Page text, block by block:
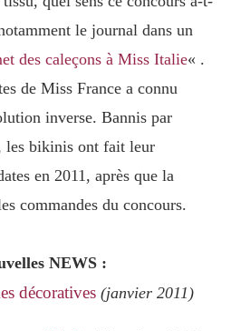
le journal dans un
des caleçons à Miss Italie« .
de Miss France a connu
inverse. Bannis par
les bikinis ont fait leur
en 2011, après que la
commandes du concours.
NEWS :
décoratives (janvier 2011)